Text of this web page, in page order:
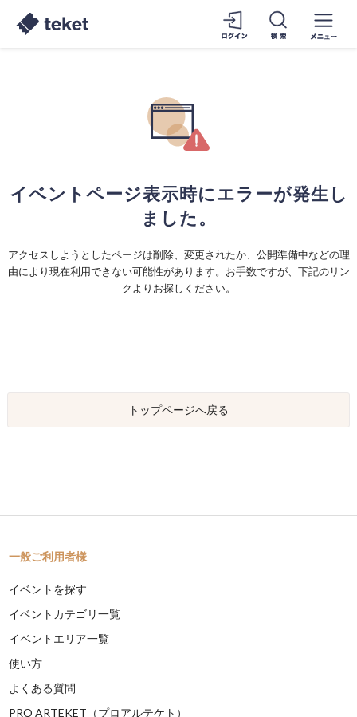
イベントページ表示時にエラーが発生し
ました。
アクセスしようとしたページは削除、変更されたか、公開準備中などの理
由により現在利用できない可能性があります。お手数ですが、下記のリン
クよりお探しください。
トップページへ戻る
一般ご利用者様
イベントを探す
イベントカテゴリ一覧
イベントエリア一覧
使い方
よくある質問
PRO ARTEKET（プロアルテケト）